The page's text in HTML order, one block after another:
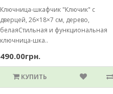
Ключница-шкафчик "Ключик" с
дверцей, 26×18×7 см, дерево,
белаяСтильная и функциональная
ключница-шка..
490.00грн.
КУПИТЬ